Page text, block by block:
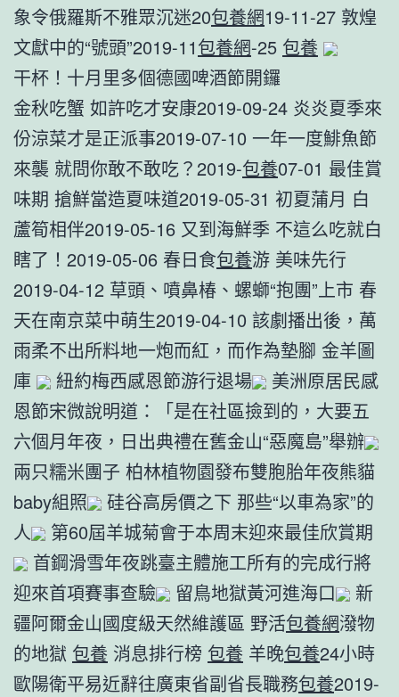
象令俄羅斯不雅眾沉迷20包養網19-11-27 敦煌
文獻中的“號頭”2019-11包養網-25 包養
干杯！十月里多個德國啤酒節開鑼
金秋吃蟹 如許吃才安康2019-09-24 炎炎夏季來
份涼菜才是正派事2019-07-10 一年一度鯡魚節
來襲 就問你敢不敢吃？2019-包養07-01 最佳賞
味期 搶鮮當造夏味道2019-05-31 初夏蒲月 白
蘆筍相伴2019-05-16 又到海鮮季 不這么吃就白
瞎了！2019-05-06 春日食包養游 美味先行
2019-04-12 草頭、噴鼻椿、螺螄“抱團”上市 春
天在南京菜中萌生2019-04-10 該劇播出後，萬
雨柔不出所料地一炮而紅，而作為墊腳 金羊圖
庫
紐約梅西感恩節游行退場
美洲原居民感
恩節宋微說明道：「是在社區撿到的，大要五
六個月年夜，日出典禮在舊金山“惡魔島”舉辦
兩只糯米團子 柏林植物園發布雙胞胎年夜熊貓
baby組照
硅谷高房價之下 那些“以車為家”的
人
第60屆羊城菊會于本周末迎來最佳欣賞期
首鋼滑雪年夜跳臺主體施工所有的完成行將
迎來首項賽事查驗
留鳥地獄黃河進海口
新
疆阿爾金山國度級天然維護區 野活包養網潑物
的地獄 包養 消息排行榜 包養 羊晚包養24小時
歐陽衛平易近辭往廣東省副省長職務包養2019-